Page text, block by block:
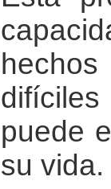
puede
su